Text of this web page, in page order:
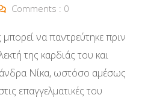
Comments : 0
να παντρεύτηκε πριν
της καρδιάς του και
Νίκα, ωστόσο αμέσως
επαγγελματικές του